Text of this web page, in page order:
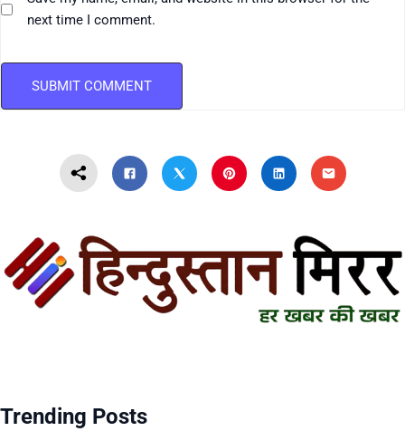
next time I comment.
Trending Posts